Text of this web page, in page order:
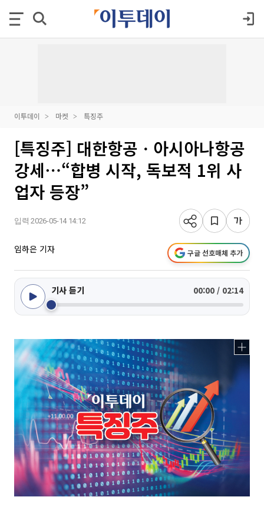
이투데이 마켓 특징주
[특징주] 대한항공ㆍ아시아나항공
강세⋯“합병 시작, 독보적 1위 사
업자 등장”
입력 2026-05-14 14:12
임하은 기자 구글 선호매체 추가
기사 듣기 00:00 / 02:14